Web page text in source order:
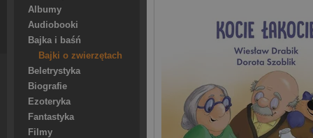
Albumy
Audiobooki
Bajka i baśń
Bajki o zwierzętach
Beletrystyka
Biografie
Ezoteryka
Fantastyka
Filmy